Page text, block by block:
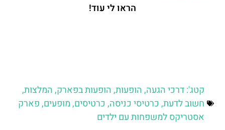
הראו לי עוד!
קטג':דרכי הגעה,הופעות,הופעות בפארק,המלצות,
חשוב לדעת, כרטיסי כניסה, כרטיסים,מופעים,פארק
אסטריקס למשפחות עם ילדים